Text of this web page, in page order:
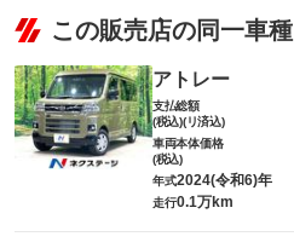
この販売店の同一車種
アトレー
支払総額
(税込)(リ済込)
車両本体価格
(税込)
年式2024(令和6)年
走行0.1万km